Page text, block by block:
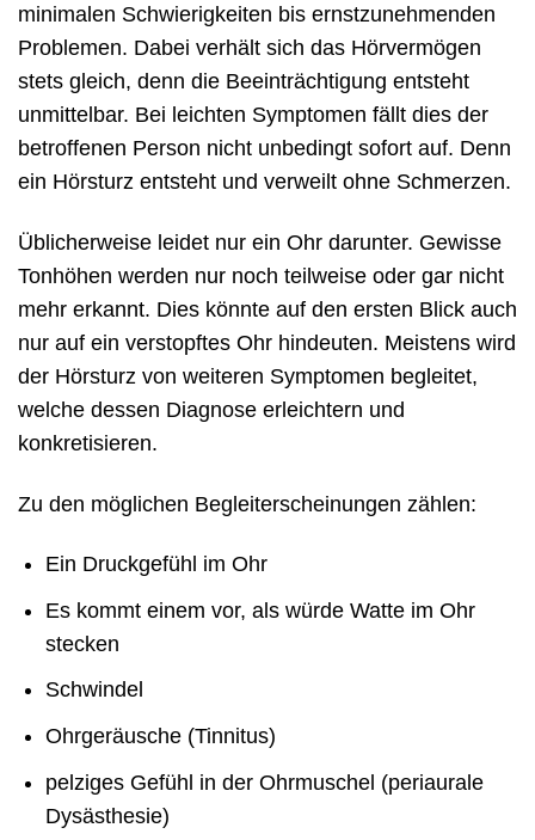
minimalen Schwierigkeiten bis ernstzunehmenden
Problemen. Dabei verhält sich das Hörvermögen
stets gleich, denn die Beeinträchtigung entsteht
unmittelbar. Bei leichten Symptomen fällt dies der
betroffenen Person nicht unbedingt sofort auf. Denn
ein Hörsturz entsteht und verweilt ohne Schmerzen.
Üblicherweise leidet nur ein Ohr darunter. Gewisse
Tonhöhen werden nur noch teilweise oder gar nicht
mehr erkannt. Dies könnte auf den ersten Blick auch
nur auf ein verstopftes Ohr hindeuten. Meistens wird
der Hörsturz von weiteren Symptomen begleitet,
welche dessen Diagnose erleichtern und
konkretisieren.
Zu den möglichen Begleiterscheinungen zählen:
Ein Druckgefühl im Ohr
Es kommt einem vor, als würde Watte im Ohr
stecken
Schwindel
Ohrgeräusche (Tinnitus)
pelziges Gefühl in der Ohrmuschel (periaurale
Dysästhesie)